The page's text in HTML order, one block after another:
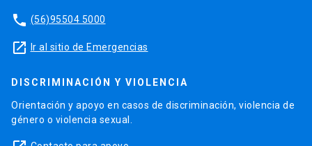
phone (56)95504 5000
launch Ir al sitio de Emergencias
DISCRIMINACIÓN Y VIOLENCIA
Orientación y apoyo en casos de discriminación, violencia de
género o violencia sexual.